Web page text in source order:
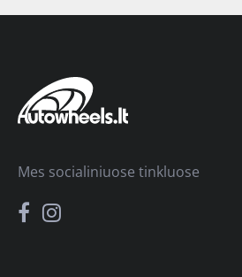
Mes socialiniuose tinkluose